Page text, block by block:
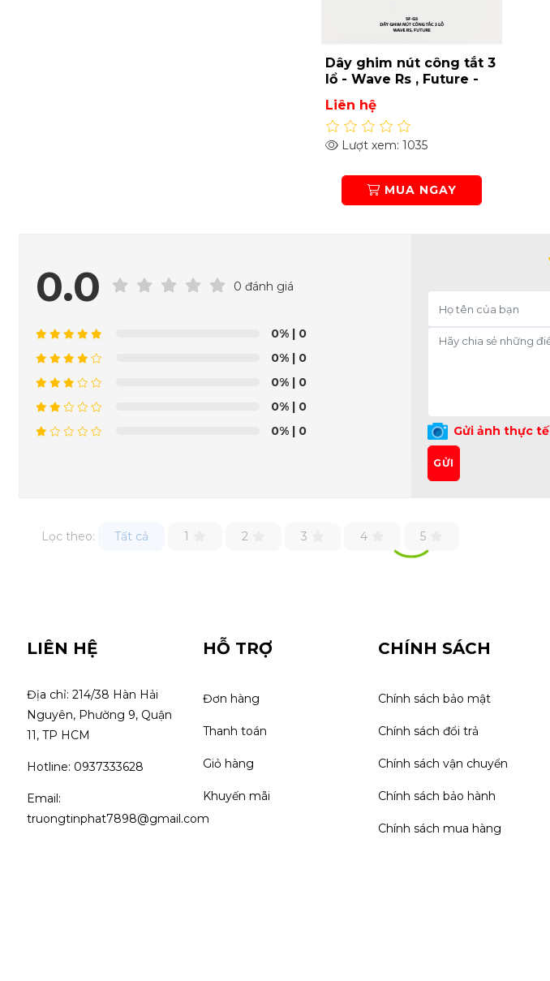
Dây ghim nút công tắt 3
lổ - Wave Rs , Future -
Liên hệ
Lượt xem: 1035
MUA NGAY
0.0 0 đánh giá
0%| 0
0%| 0
0%| 0
0%| 0
0%| 0 Gửi ảnh thực tế
GỬI
Lọc theo: Tất cả 1 2 3 4 5
LIÊN HỆ
Địa chỉ: 214/38 Hàn Hải
Nguyên, Phường 9, Quận
11, TP HCM
Hotline: 0937333628
Email:
truongtinphat7898@gmail.com
HỖ TRỢ
Đơn hàng
Thanh toán
Giỏ hàng
Khuyến mãi
CHÍNH SÁCH
Chính sách bảo mật
Chính sách đổi trả
Chính sách vận chuyển
Chính sách bảo hành
Chính sách mua hàng